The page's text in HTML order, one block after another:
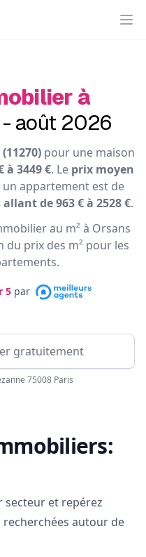
à
- août 2026
pour une maison
à 3449 €. Le prix moyen
appartement est de
de 963 € à 2528 €.
au m² à Orsans
du prix des m² pour les
5 par
75008 Paris
secteur et repérez
autour de